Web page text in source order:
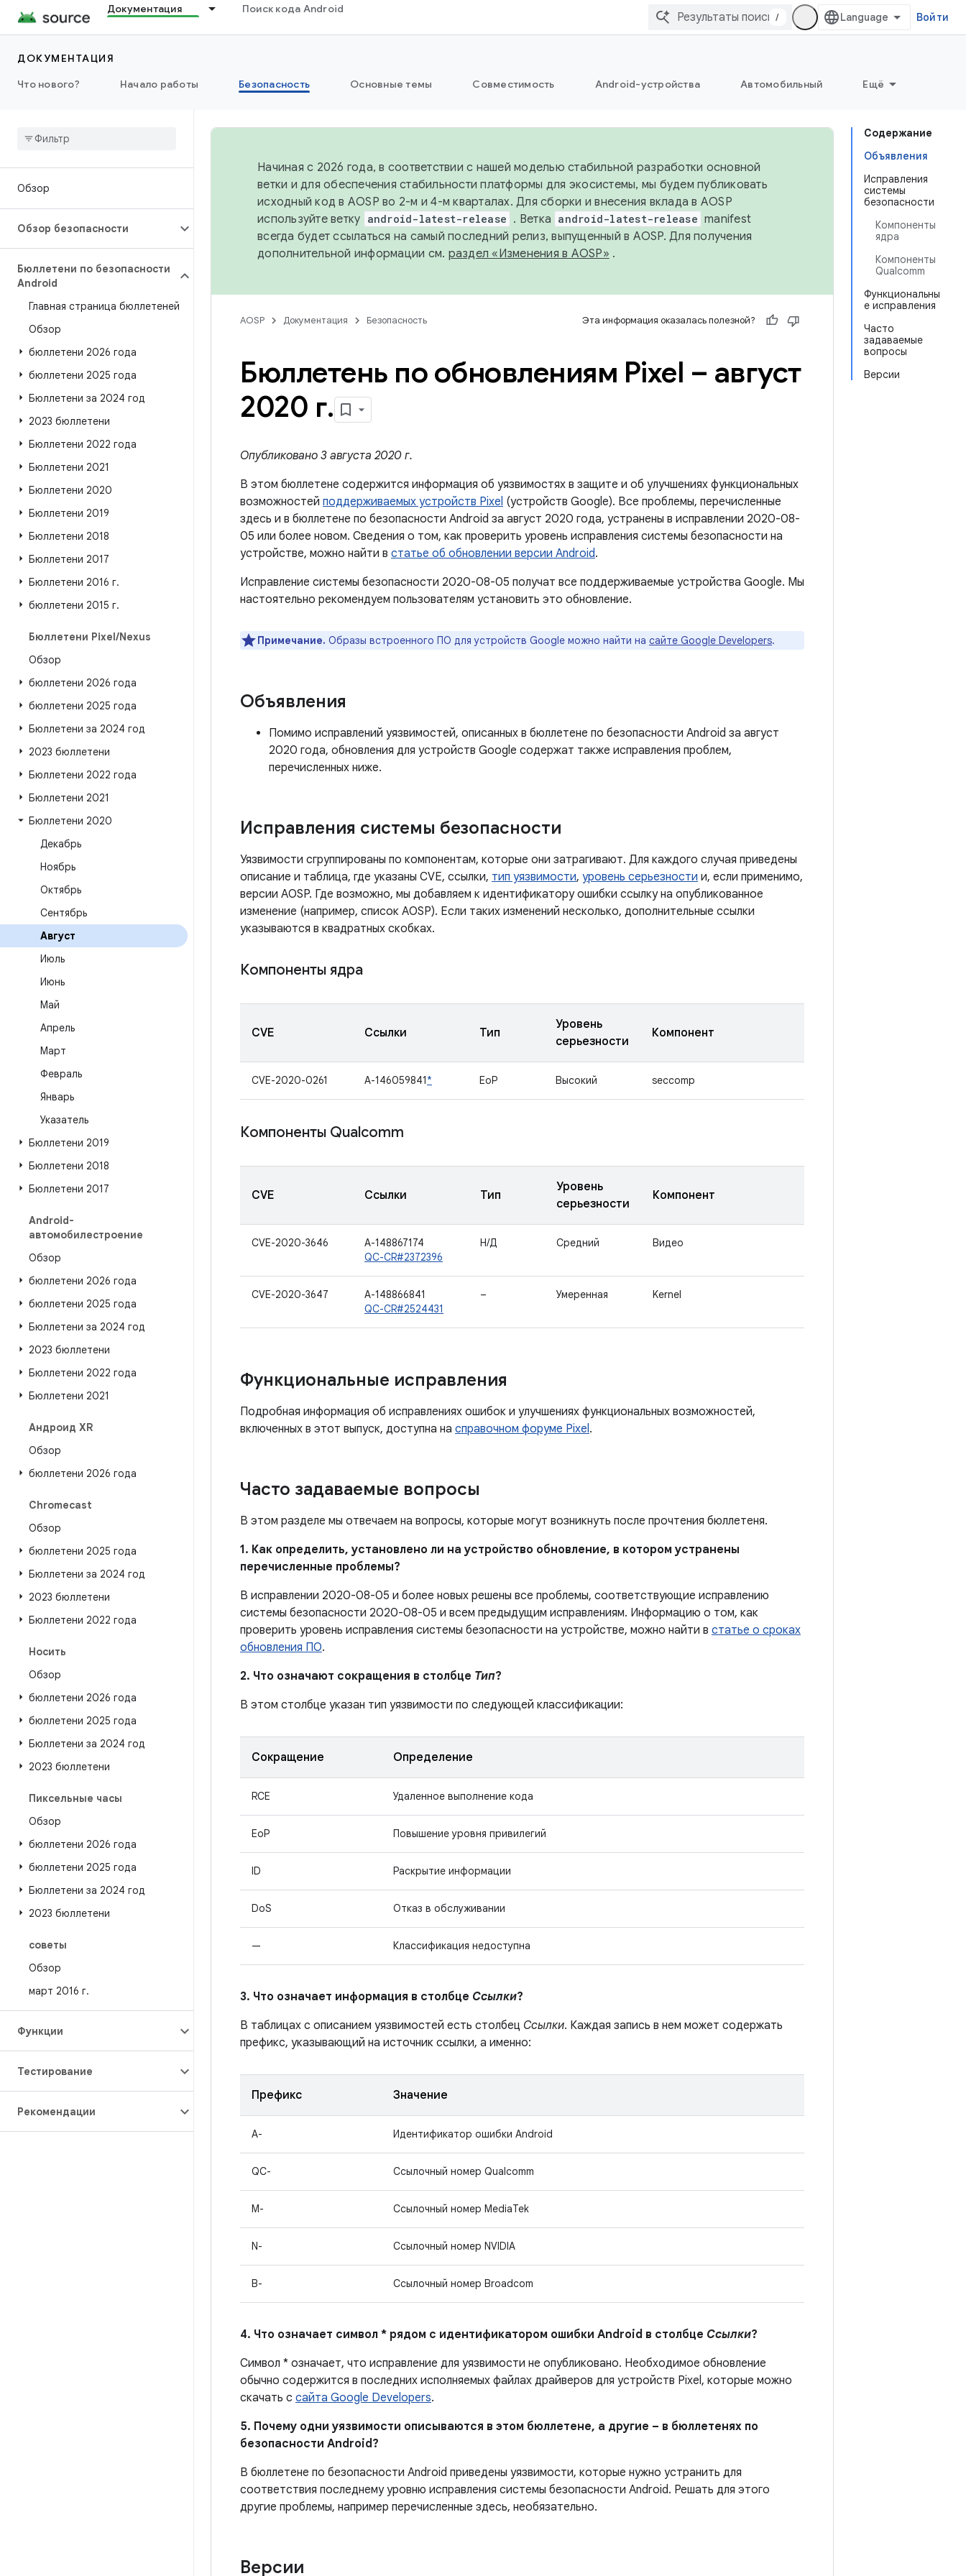
Документация Поиск кода Android
/ Войти
ДОКУМЕНТАЦИЯ
Что нового?
Начало работы Безопасность Основные темы Совместимость Android-устройства Автомобильный Ещё
Обзор
Обзор безопасности
Бюллетени по безопасности
Android
Главная страница бюллетеней
Обзор
бюллетени 2026 года
бюллетени 2025 года
Бюллетени за 2024 год
2023 бюллетени
Бюллетени 2022 года
Бюллетени 2021
Бюллетени 2020
Бюллетени 2019
Бюллетени 2018
Бюллетени 2017
Бюллетени 2016 г.
бюллетени 2015 г.
Бюллетени Pixel/Nexus
Обзор
бюллетени 2026 года
бюллетени 2025 года
Бюллетени за 2024 год
2023 бюллетени
Бюллетени 2022 года
Бюллетени 2021
Бюллетени 2020
Декабрь
Ноябрь
Октябрь
Сентябрь
Август
Июль
Июнь
Май
Апрель
Март
Февраль
Январь
Указатель
Бюллетени 2019
Бюллетени 2018
Бюллетени 2017
Android-
автомобилестроение
Обзор
бюллетени 2026 года
бюллетени 2025 года
Бюллетени за 2024 год
2023 бюллетени
Бюллетени 2022 года
Бюллетени 2021
Андроид XR
Обзор
бюллетени 2026 года
Chromecast
Обзор
бюллетени 2025 года
Бюллетени за 2024 год
2023 бюллетени
Бюллетени 2022 года
Носить
Обзор
бюллетени 2026 года
бюллетени 2025 года
Бюллетени за 2024 год
2023 бюллетени
Пиксельные часы
Обзор
бюллетени 2026 года
бюллетени 2025 года
Бюллетени за 2024 год
2023 бюллетени
советы
Обзор
март 2016 г.
Функции
Тестирование
Рекомендации
Содержание
Объявления
Исправления
системы
безопасности
Компоненты
ядра
Компоненты
Qualcomm
Функциональны
е исправления
Часто
задаваемые
вопросы
Версии
Начиная с 2026 года, в соответствии с нашей моделью стабильной разработки основной
ветки и для обеспечения стабильности платформы для экосистемы, мы будем публиковать
исходный код в AOSP во 2-м и 4-м кварталах. Для сборки и внесения вклада в AOSP
используйте ветку android-latest-release . Ветка android-latest-release manifest
всегда будет ссылаться на самый последний релиз, выпущенный в AOSP. Для получения
дополнительной информации см. раздел «Изменения в AOSP» .
AOSP Документация Безопасность Эта информация оказалась полезной?
Бюллетень по обновлениям Pixel – август
2020 г.
Опубликовано 3 августа 2020 г.
В этом бюллетене содержится информация об уязвимостях в защите и об улучшениях функциональных
возможностей поддерживаемых устройств Pixel (устройств Google). Все проблемы, перечисленные
здесь и в бюллетене по безопасности Android за август 2020 года, устранены в исправлении 2020-08-
05 или более новом. Сведения о том, как проверить уровень исправления системы безопасности на
устройстве, можно найти в статье об обновлении версии Android.
Исправление системы безопасности 2020-08-05 получат все поддерживаемые устройства Google. Мы
настоятельно рекомендуем пользователям установить это обновление.
Примечание. Образы встроенного ПО для устройств Google можно найти на сайте Google Developers.
Объявления
Помимо исправлений уязвимостей, описанных в бюллетене по безопасности Android за август
2020 года, обновления для устройств Google содержат также исправления проблем,
перечисленных ниже.
Исправления системы безопасности
Уязвимости сгруппированы по компонентам, которые они затрагивают. Для каждого случая приведены
описание и таблица, где указаны CVE, ссылки, тип уязвимости, уровень серьезности и, если применимо,
версии AOSP. Где возможно, мы добавляем к идентификатору ошибки ссылку на опубликованное
изменение (например, список AOSP). Если таких изменений несколько, дополнительные ссылки
указываются в квадратных скобках.
Компоненты ядра
CVE Ссылки Тип
Уровень
серьезности
Компонент
CVE-2020-0261 A-146059841* EoP Высокий seccomp
Компоненты Qualcomm
CVE Ссылки Тип
Уровень
серьезности
Компонент
CVE-2020-3646
A-148867174
QC-CR#2372396
Н/Д Средний Видео
CVE-2020-3647
A-148866841
QC-CR#2524431
– Умеренная Kernel
Функциональные исправления
Подробная информация об исправлениях ошибок и улучшениях функциональных возможностей,
включенных в этот выпуск, доступна на справочном форуме Pixel.
Часто задаваемые вопросы
В этом разделе мы отвечаем на вопросы, которые могут возникнуть после прочтения бюллетеня.
1. Как определить, установлено ли на устройство обновление, в котором устранены
перечисленные проблемы?
В исправлении 2020-08-05 и более новых решены все проблемы, соответствующие исправлению
системы безопасности 2020-08-05 и всем предыдущим исправлениям. Информацию о том, как
проверить уровень исправления системы безопасности на устройстве, можно найти в статье о сроках
обновления ПО.
2. Что означают сокращения в столбце Тип?
В этом столбце указан тип уязвимости по следующей классификации:
Сокращение Определение
RCE Удаленное выполнение кода
EoP Повышение уровня привилегий
ID Раскрытие информации
DoS Отказ в обслуживании
— Классификация недоступна
3. Что означает информация в столбце Ссылки?
В таблицах с описанием уязвимостей есть столбец Ссылки. Каждая запись в нем может содержать
префикс, указывающий на источник ссылки, а именно:
Префикс Значение
A- Идентификатор ошибки Android
QC- Ссылочный номер Qualcomm
M- Ссылочный номер MediaTek
N- Ссылочный номер NVIDIA
B- Ссылочный номер Broadcom
4. Что означает символ * рядом с идентификатором ошибки Android в столбце Ссылки?
Символ * означает, что исправление для уязвимости не опубликовано. Необходимое обновление
обычно содержится в последних исполняемых файлах драйверов для устройств Pixel, которые можно
скачать с сайта Google Developers.
5. Почему одни уязвимости описываются в этом бюллетене, а другие – в бюллетенях по
безопасности Android?
В бюллетене по безопасности Android приведены уязвимости, которые нужно устранить для
соответствия последнему уровню исправления системы безопасности Android. Решать для этого
другие проблемы, например перечисленные здесь, необязательно.
Версии